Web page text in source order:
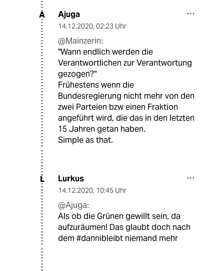
A Ajuga
14.12.2020, 02:23 Uhr
@Mainzerin:
"Wann endlich werden die
Verantwortlichen zur Verantwortung
gezogen?"
Frühestens wenn die
Bundesregierung nicht mehr von den
zwei Parteien bzw einen Fraktion
angeführt wird, die das in den letzten
15 Jahren getan haben.
Simple as that.
L Lurkus
14.12.2020, 10:45 Uhr
@Ajuga:
Als ob die Grünen gewillt sein, da
aufzuräumen! Das glaubt doch nach
dem #dannibleibt niemand mehr